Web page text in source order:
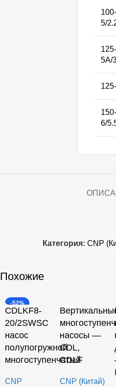
100-
5/
125-
5A/
150-
6/
Категория: CNP
Похожие
-52%
CDLKF8-
20/2SWSC
насос
полупогружной
многоступенчатый
CNP
насосы —
CDL,
CDLF
CNP (Китай)